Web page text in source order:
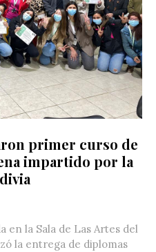
primer curso de
impartido por la
en la Sala de Las Artes del
la entrega de diplomas